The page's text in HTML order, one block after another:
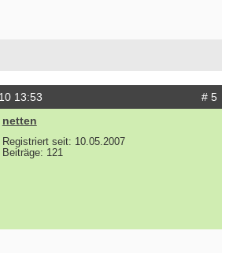
13:53
# 5
netten
Registriert seit: 10.05.2007
Beiträge: 121